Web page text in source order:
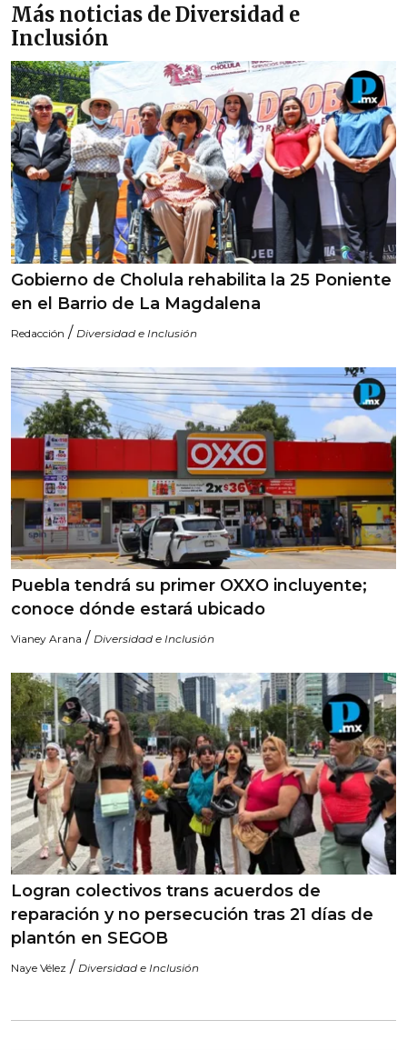
Más noticias de Diversidad e
Inclusión
Gobierno de Cholula rehabilita la 25 Poniente
en el Barrio de La Magdalena
Redacción / Diversidad e Inclusión
Puebla tendrá su primer OXXO incluyente;
conoce dónde estará ubicado
Vianey Arana / Diversidad e Inclusión
Logran colectivos trans acuerdos de
reparación y no persecución tras 21 días de
plantón en SEGOB
Naye Vélez / Diversidad e Inclusión